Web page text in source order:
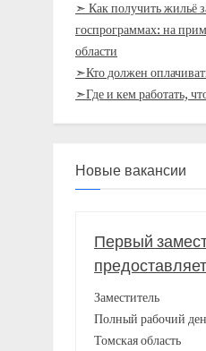
➣ Как получить жильё
госпрограммах: на
области
➣Кто должен
➣Где и кем работать,
Новые вакансии
Первый
Заместитель
Полный рабочий
Томская область